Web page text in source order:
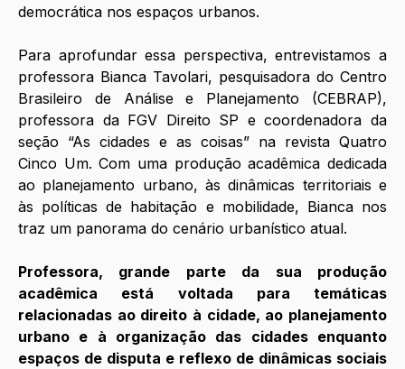
democrática nos espaços urbanos.
Para aprofundar essa perspectiva, entrevistamos a
professora Bianca Tavolari, pesquisadora do Centro
Brasileiro de Análise e Planejamento (CEBRAP),
professora da FGV Direito SP e coordenadora da
seção “As cidades e as coisas” na revista Quatro
Cinco Um. Com uma produção acadêmica dedicada
ao planejamento urbano, às dinâmicas territoriais e
às políticas de habitação e mobilidade, Bianca nos
traz um panorama do cenário urbanístico atual.
Professora, grande parte da sua produção
acadêmica está voltada para temáticas
relacionadas ao direito à cidade, ao planejamento
urbano e à organização das cidades enquanto
espaços de disputa e reflexo de dinâmicas sociais